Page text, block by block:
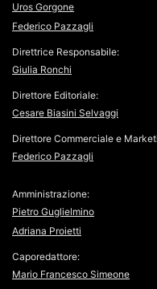
Uros Gorgone
Federico Pazzagli
Direttrice Responsabile:
Giulia Ronchi
Direttore Editoriale:
Cesare Biasini Selvaggi
Direttore Commerciale e
Federico Pazzagli
Amministrazione:
Pietro Guglielmino
Adriana Proietti
Caporedattore:
Mario Francesco Simeone